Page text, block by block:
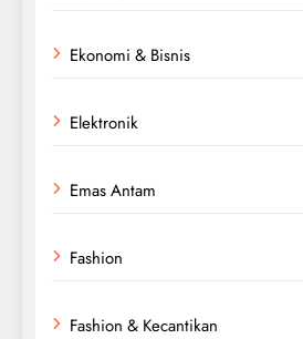
Ekonomi & Bisnis
Elektronik
Emas Antam
Fashion
Fashion & Kecantikan